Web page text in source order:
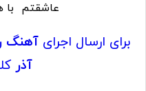
عاشقتم
برای ارسال اجرایآهنگ
آذر